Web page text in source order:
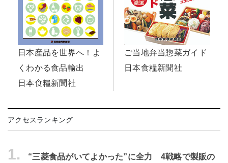
日本産品を世界へ！よ
くわかる食品輸出
日本食糧新聞社
ご当地弁当惣菜ガイド
日本食糧新聞社
アクセスランキング
1.
“三菱食品がいてよかった”に全力 4戦略で製販の